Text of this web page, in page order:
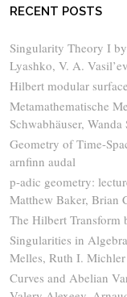
RECENT POSTS
Singularity Theory I
Lyashko, V. A. Vasil’ev
Hilbert modular
Metamathematische
Schwabhäuser,
Geometry of Time-
arnfinn audal
p-adic geometry:
Matthew Baker, Brian
The Hilbert Transform
Singularities in
Melles, Ruth I. Michler
Curves and Abelian